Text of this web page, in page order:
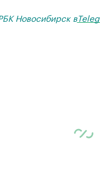
Новосибирск в